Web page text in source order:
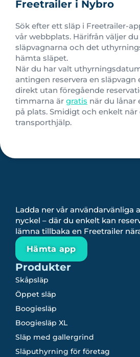
Freetrailer i Nybro
Sök efter ett släp i Freetrailer-
vår webbplats. Härifrån väljer
släpvagnarna och det
hämta släpet.
När du har valt
antingen reservera en släpvagn
direkt utan föregående
timmarna är gratis när du lånar
på plats. Smidigt och enkelt när
transporthjälp.
Ladda ner vår användarvänliga
nyckel – där du enkelt kan
lämna tillbaka en Freetrailer
Hämta app
Produkter
Skåpsläp
Öppet släp
Boogiesläp
Boogiesläp XL
Släp med gallergrind
Släputhyrning för företag